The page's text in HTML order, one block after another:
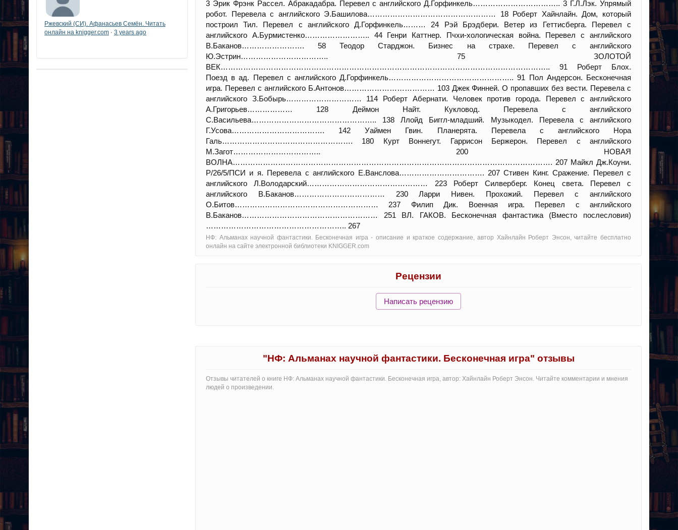
Ржевский (СИ). Афанасьев Семён. Читать
онлайн на knigger.com · 3 years ago
3 Эрик Фрэнк Рассел. Абракадабра. Перевел с английского Д.Горфинкель…………………………….. 3 Г.Л.Лэк. Упрямый
робот. Перевела с английского Э.Башилова…………………………………………… 18 Роберт Хайнлайн. Дом, который
построил Тил. Перевел с английского Д.Горфинкель……… 24 Рэй Брэдбери. Ветер из Геттисберга. Перевел с
английского А.Бурмистенко…………………….. 44 Генри Каттнер. Пчхи-хологическая война. Перевел с английского
В.Баканов……………………. 58 Теодор Старджон. Бизнес на страхе. Перевел с английского
Ю.Эстрин…………………………….. 75 ЗОЛОТОЙ
ВЕК………………………………………………………………………………………………………………….. 91 Роберт Блох.
Поезд в ад. Перевел с английского Д.Горфинкель………………………………………….. 91 Пол Андерсон. Бесконечная
игра. Перевел с английского Б.Антонов……………………………… 103 Джек Финней. О пропавших без вести. Перевела с
английского З.Бобырь………………………… 114 Роберт Абернати. Человек против города. Перевел с английского
А.Григорьев……………… 128 Деймон Найт. Кукловод. Перевела с английского
С.Васильева………………………………………….. 138 Ллойд Биггл-младший. Музыкодел. Перевела с английского
Г.Усова………………………………. 142 Уаймен Гвин. Планерята. Перевела с английского Нора
Галь……………………………………………. 180 Курт Воннегут. Гаррисон Бержерон. Перевел с английского
М.Загот…………………………….. 200 НОВАЯ
ВОЛНА………………………………………………………………………………………………………………. 207 Майкл Дж.Коуни.
Р/26/5/ПСИ и я. Перевела с английского Е.Ванслова……………………………. 207 Стивен Кинг. Сражение. Перевел с
английского Л.Володарский………………………………………… 223 Роберт Силверберг. Конец света. Перевел с
английского В.Баканов……………………………… 230 Ларри Нивен. Прохожий. Перевел с английского
О.Битов………………………………………………… 237 Филип Дик. Военная игра. Перевел с английского
В.Баканов……………………………………………… 251 ВЛ. ГАКОВ. Бесконечная фантастика (Вместо послесловия)
……………………………………………….. 267
НФ: Альманах научной фантастики. Бесконечная игра - oписание и краткое содержание, автор Хайнлайн Роберт Энсон, читайте бесплатно
онлайн на сайте электронной библиотеки KNIGGER.com
Рецензии
Написать рецензию
"НФ: Альманах научной фантастики. Бесконечная игра" отзывы
Отзывы читателей о книге НФ: Альманах научной фантастики. Бесконечная игра, автор: Хайнлайн Роберт Энсон. Читайте комментарии и мнения
людей о произведении.